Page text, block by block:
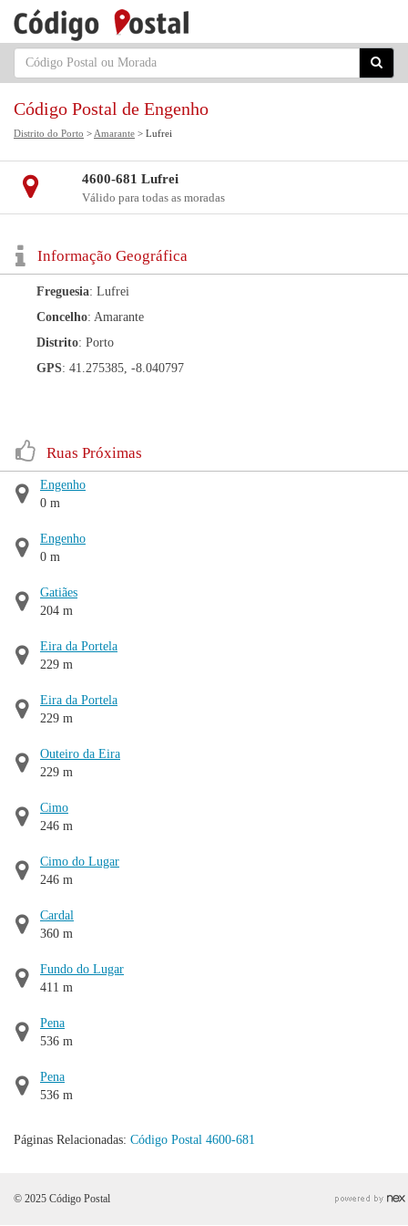
Código Postal de Engenho
Distrito do Porto > Amarante > Lufrei
4600-681 Lufrei
Válido para todas as moradas
Informação Geográfica
Freguesia: Lufrei
Concelho: Amarante
Distrito: Porto
GPS: 41.275385, -8.040797
Ruas Próximas
Engenho
0 m
Engenho
0 m
Gatiães
204 m
Eira da Portela
229 m
Eira da Portela
229 m
Outeiro da Eira
229 m
Cimo
246 m
Cimo do Lugar
246 m
Cardal
360 m
Fundo do Lugar
411 m
Pena
536 m
Pena
536 m
Páginas Relacionadas: Código Postal 4600-681
© 2025 Código Postal